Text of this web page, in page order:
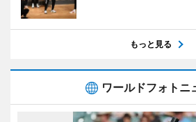
もっと見る
ワールドフォトニ